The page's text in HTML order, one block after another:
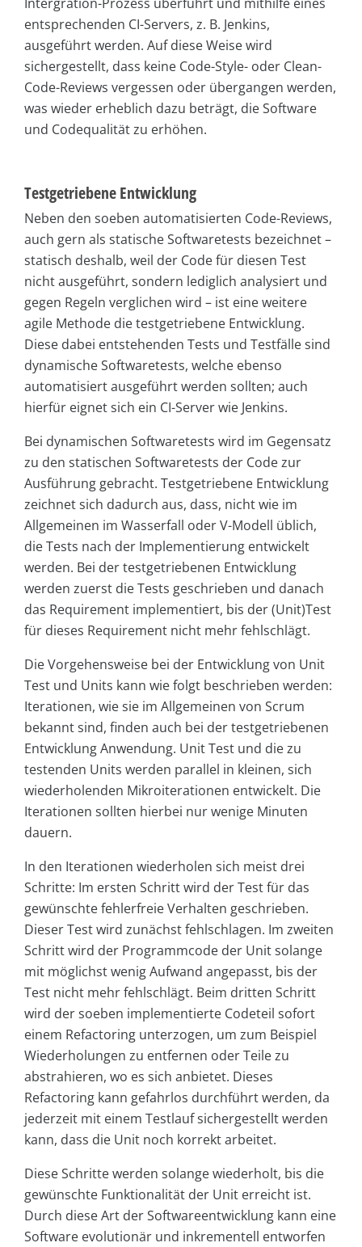
entsprechenden CI-Servers, z. B. Jenkins,
ausgeführt werden. Auf diese Weise wird
sichergestellt, dass keine Code-Style- oder Clean-
Code-Reviews vergessen oder übergangen werden,
was wieder erheblich dazu beträgt, die Software
und Codequalität zu erhöhen.
Testgetriebene Entwicklung
Neben den soeben automatisierten Code-Reviews,
auch gern als statische Softwaretests bezeichnet –
statisch deshalb, weil der Code für diesen Test
nicht ausgeführt, sondern lediglich analysiert und
gegen Regeln verglichen wird – ist eine weitere
agile Methode die testgetriebene Entwicklung.
Diese dabei entstehenden Tests und Testfälle sind
dynamische Softwaretests, welche ebenso
automatisiert ausgeführt werden sollten; auch
hierfür eignet sich ein CI-Server wie Jenkins.
Bei dynamischen Softwaretests wird im Gegensatz
zu den statischen Softwaretests der Code zur
Ausführung gebracht. Testgetriebene Entwicklung
zeichnet sich dadurch aus, dass, nicht wie im
Allgemeinen im Wasserfall oder V-Modell üblich,
die Tests nach der Implementierung entwickelt
werden. Bei der testgetriebenen Entwicklung
werden zuerst die Tests geschrieben und danach
das Requirement implementiert, bis der (Unit)Test
für dieses Requirement nicht mehr fehlschlägt.
Die Vorgehensweise bei der Entwicklung von Unit
Test und Units kann wie folgt beschrieben werden:
Iterationen, wie sie im Allgemeinen von Scrum
bekannt sind, finden auch bei der testgetriebenen
Entwicklung Anwendung. Unit Test und die zu
testenden Units werden parallel in kleinen, sich
wiederholenden Mikroiterationen entwickelt. Die
Iterationen sollten hierbei nur wenige Minuten
dauern.
In den Iterationen wiederholen sich meist drei
Schritte: Im ersten Schritt wird der Test für das
gewünschte fehlerfreie Verhalten geschrieben.
Dieser Test wird zunächst fehlschlagen. Im zweiten
Schritt wird der Programmcode der Unit solange
mit möglichst wenig Aufwand angepasst, bis der
Test nicht mehr fehlschlägt. Beim dritten Schritt
wird der soeben implementierte Codeteil sofort
einem Refactoring unterzogen, um zum Beispiel
Wiederholungen zu entfernen oder Teile zu
abstrahieren, wo es sich anbietet. Dieses
Refactoring kann gefahrlos durchführt werden, da
jederzeit mit einem Testlauf sichergestellt werden
kann, dass die Unit noch korrekt arbeitet.
Diese Schritte werden solange wiederholt, bis die
gewünschte Funktionalität der Unit erreicht ist.
Durch diese Art der Softwareentwicklung kann eine
Software evolutionär und inkrementell entworfen